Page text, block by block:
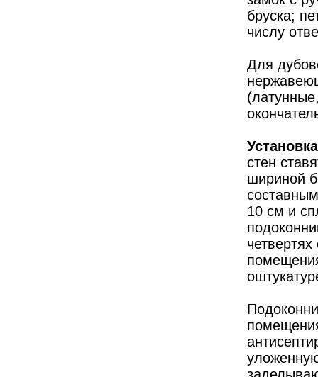
бруска;
числу
Для
стен
шириной
10 см и